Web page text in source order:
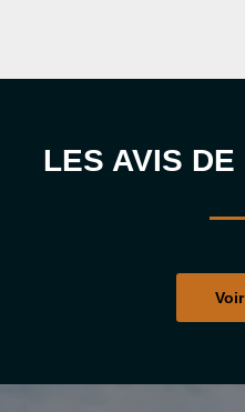
LES AVIS